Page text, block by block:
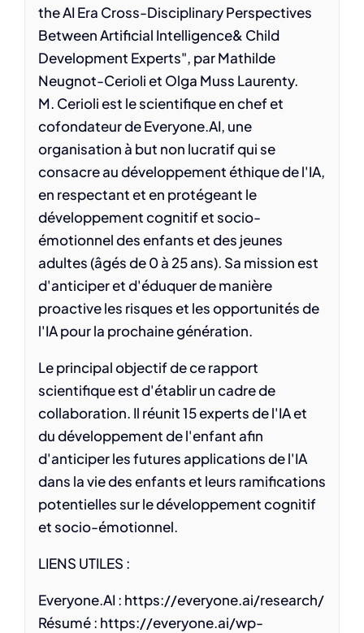
the AI Era Cross-Disciplinary Perspectives
Between Artificial Intelligence& Child
Development Experts", par Mathilde
Neugnot-Cerioli et Olga Muss Laurenty.
M. Cerioli est le scientifique en chef et
cofondateur de Everyone.AI, une
organisation à but non lucratif qui se
consacre au développement éthique de l'IA,
en respectant et en protégeant le
développement cognitif et socio-
émotionnel des enfants et des jeunes
adultes (âgés de 0 à 25 ans). Sa mission est
d'anticiper et d'éduquer de manière
proactive les risques et les opportunités de
l'IA pour la prochaine génération.
Le principal objectif de ce rapport
scientifique est d'établir un cadre de
collaboration. Il réunit 15 experts de l'IA et
du développement de l'enfant afin
d'anticiper les futures applications de l'IA
dans la vie des enfants et leurs ramifications
potentielles sur le développement cognitif
et socio-émotionnel.
LIENS UTILES :
Everyone.AI : https://everyone.ai/research/
Résumé : https://everyone.ai/wp-